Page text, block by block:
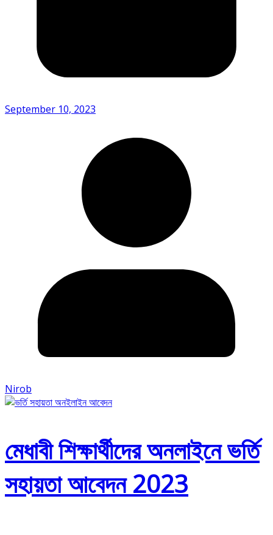
September 10, 2023
Nirob
মেধাবী শিক্ষার্থীদের অনলাইনে ভর্তি
সহায়তা আবেদন 2023